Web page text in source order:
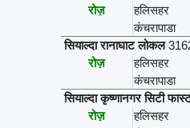
रोज़
हलिसहर
कंचरापाडा
सियाल्दा रानाघाट लोकल
रोज़
हलिसहर
कंचरापाडा
सियाल्दा कृष्णानगर सिटी
रोज़
हलिसहर